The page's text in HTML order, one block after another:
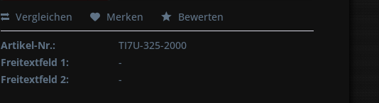
Vergleichen Merken Bewerten
Artikel-Nr.:
TI7U-325-2000
Freitextfeld 1:
-
Freitextfeld 2:
-